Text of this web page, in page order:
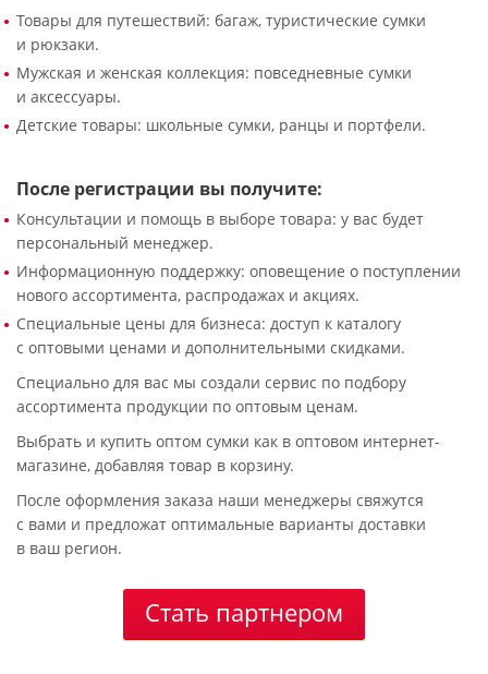
Товары для путешествий: багаж, туристические сумки
и рюкзаки.
Мужская и женская коллекция: повседневные сумки
и аксессуары.
Детские товары: школьные сумки, ранцы и портфели.
После регистрации вы получите:
Консультации и помощь в выборе товара: у вас будет
персональный менеджер.
Информационную поддержку: оповещение о поступлении
нового ассортимента, распродажах и акциях.
Специальные цены для бизнеса: доступ к каталогу
с оптовыми ценами и дополнительными скидками.
Специально для вас мы создали сервис по подбору
ассортимента продукции по оптовым ценам.
Выбрать и купить оптом сумки как в оптовом интернет-
магазине, добавляя товар в корзину.
После оформления заказа наши менеджеры свяжутся
с вами и предложат оптимальные варианты доставки
в ваш регион.
Стать партнером